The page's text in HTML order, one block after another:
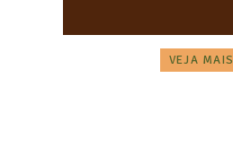
VEJA MAIS